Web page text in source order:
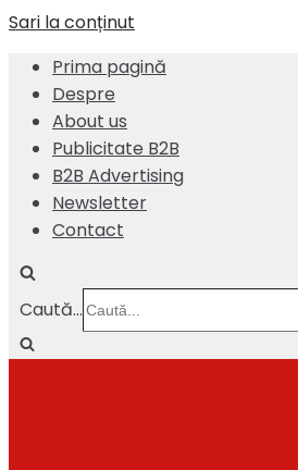
Sari la conținut
Prima pagină
Despre
About us
Publicitate B2B
B2B Advertising
Newsletter
Contact
Caută...